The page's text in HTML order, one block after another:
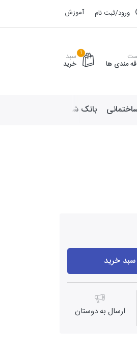
ورود/ثبت نام آموزش
مندی ها
1 سبد
خرید
بانک شماره موبایل لوازم
سبد خرید
ارسال به دوستان